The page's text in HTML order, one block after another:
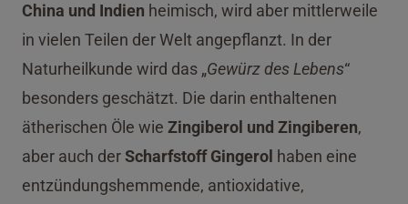
China und Indien heimisch, wird aber mittlerweile
in vielen Teilen der Welt angepflanzt. In der
Naturheilkunde wird das „Gewürz des Lebens“
besonders geschätzt. Die darin enthaltenen
ätherischen Öle wie Zingiberol und Zingiberen,
aber auch derScharfstoff Gingerol haben eine
entzündungshemmende, antioxidative,